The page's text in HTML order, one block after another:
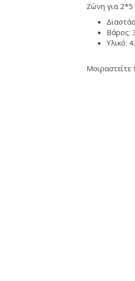
Ζώνη για 2*5
Βάρος:
Υλικό:
Μοιραστείτε